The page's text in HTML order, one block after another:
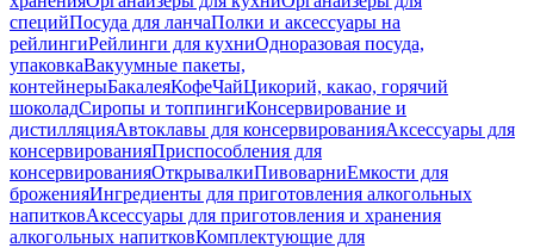
специйПосуда для ланчаПолки и аксессуары на
рейлингиРейлинги для кухниОдноразовая посуда,
упаковкаВакуумные пакеты,
контейнерыБакалеяКофеЧайЦикорий, какао, горячий
шоколадСиропы и топпингиКонсервирование и
дистилляцияАвтоклавы для консервированияАксессуары для
консервированияПриспособления для
консервированияОткрывалкиПивоварниЕмкости для
броженияИнгредиенты для приготовления алкогольных
напитковАксессуары для приготовления и хранения
алкогольных напитковКомплектующие для